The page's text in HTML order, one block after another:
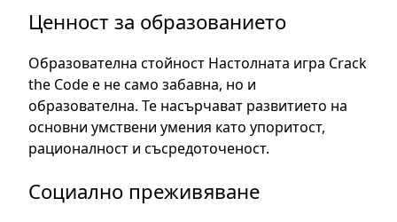
Ценност за образованието
Образователна стойност Настолната игра Crack
the Code е не само забавна, но и
образователна. Те насърчават развитието на
основни умствени умения като упоритост,
рационалност и съсредоточеност.
Социално преживяване